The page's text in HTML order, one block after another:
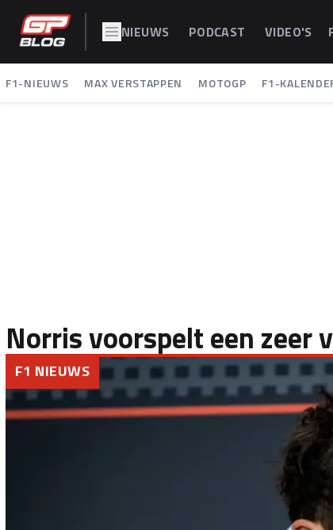
NIEUWS PODCAST VIDEO'S
F1-NIEUWS MAX VERSTAPPEN MOTOGP F1-
Norris voorspelt een zeer
F1 NIEUWS